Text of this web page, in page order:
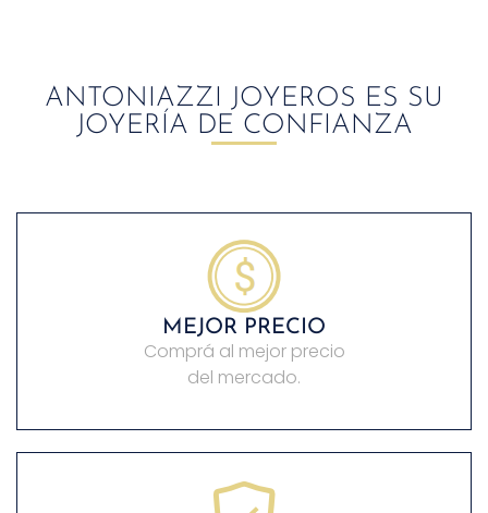
ANTONIAZZI JOYEROS ES SU
JOYERÍA DE CONFIANZA
MEJOR PRECIO
Comprá al mejor precio
del mercado.